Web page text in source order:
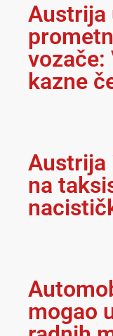
Austrija
vozače:
kazne
Austrija
na
mogao